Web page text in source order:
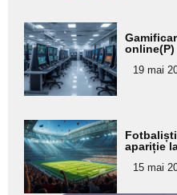
Adaugă
aici textul
pentru
subtitlu
online(P)
19 mai
Adaugă
aici textul
pentru
subtitlu
apariție
15 mai